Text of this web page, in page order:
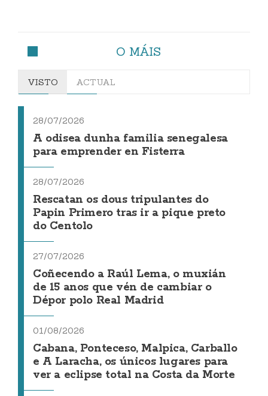
O MÁIS
VISTO ACTUAL
28/07/2026
A odisea dunha familia senegalesa
para emprender en Fisterra
28/07/2026
Rescatan os dous tripulantes do
Papin Primero tras ir a pique preto
do Centolo
27/07/2026
Coñecendo a Raúl Lema, o muxián
de 15 anos que vén de cambiar o
Dépor polo Real Madrid
01/08/2026
Cabana, Ponteceso, Malpica, Carballo
e A Laracha, os únicos lugares para
ver a eclipse total na Costa da Morte